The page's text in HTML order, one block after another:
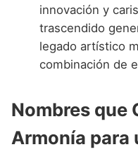
innovación y
trascendido
legado artístico
combinación de
Nombres que
Armonía para